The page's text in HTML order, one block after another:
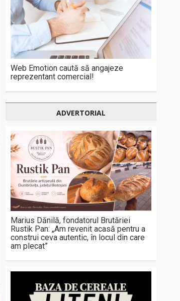
Web Emotion caută să angajeze
reprezentant comercial!
ADVERTORIAL
Marius Dănilă, fondatorul Brutăriei
Rustik Pan: „Am revenit acasă pentru a
construi ceva autentic, în locul din care
am plecat”